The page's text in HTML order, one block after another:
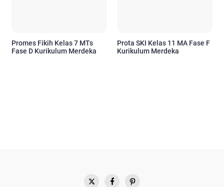
Promes Fikih Kelas 7 MTs
Fase D Kurikulum Merdeka
Prota SKI Kelas 11 MA Fase F
Kurikulum Merdeka